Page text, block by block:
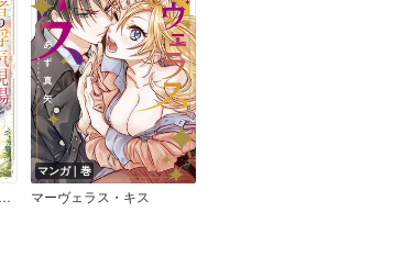
婚約者の浮気現場を見ちゃったので始まりの鐘が鳴りました THE COMIC【Renta！限定特典付き】
マンガ｜巻
マーヴェラス・キス